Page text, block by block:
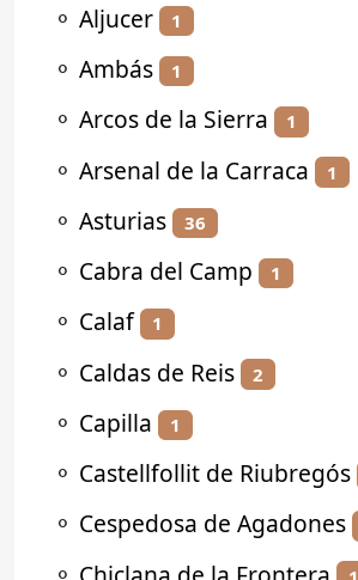
⚬ Aljucer 1
⚬ Ambás 1
⚬ Arcos de la Sierra 1
⚬ Arsenal de la Carraca 1
⚬ Asturias 36
⚬ Cabra del Camp 1
⚬ Calaf 1
⚬ Caldas de Reis 2
⚬ Capilla 1
⚬ Castellfollit de Riubregós
⚬ Cespedosa de Agadones